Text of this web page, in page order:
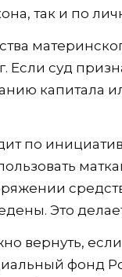
так и по
Если суд
капитала
по
Это
вернуть,